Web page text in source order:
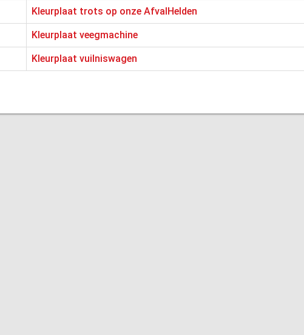
Kleurplaat trots op onze AfvalHelden
Kleurplaat veegmachine
Kleurplaat vuilniswagen